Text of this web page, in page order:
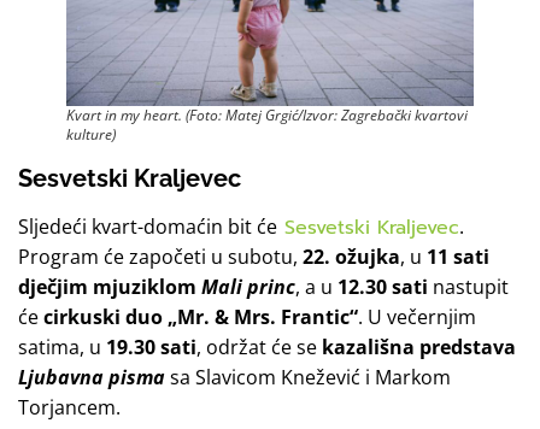
Kvart in my heart. (Foto: Matej Grgić/Izvor: Zagrebački kvartovi
kulture)
Sesvetski Kraljevec
Sljedeći kvart-domaćin bit će Sesvetski Kraljevec.
Program će započeti u subotu, 22. ožujka, u 11 sati
dječjim mjuziklom Mali princ, a u 12.30 sati nastupit
ćecirkuski duo „Mr. & Mrs. Frantic“. U večernjim
satima, u 19.30 sati, održat će se kazališna predstava
Ljubavna pismasa Slavicom Knežević i Markom
Torjancem.